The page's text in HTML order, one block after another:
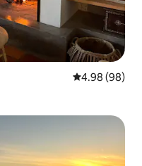
Meánrátáil
4.98 (98)